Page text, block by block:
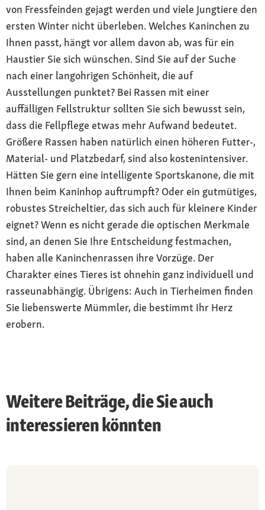
von Fressfeinden gejagt werden und viele Jungtiere den
ersten Winter nicht überleben. Welches Kaninchen zu
Ihnen passt, hängt vor allem davon ab, was für ein
Haustier Sie sich wünschen. Sind Sie auf der Suche
nach einer langohrigen Schönheit, die auf
Ausstellungen punktet? Bei Rassen mit einer
auffälligen Fellstruktur sollten Sie sich bewusst sein,
dass die Fellpflege etwas mehr Aufwand bedeutet.
Größere Rassen haben natürlich einen höheren Futter-,
Material- und Platzbedarf, sind also kostenintensiver.
Hätten Sie gern eine intelligente Sportskanone, die mit
Ihnen beim Kaninhop auftrumpft? Oder ein gutmütiges,
robustes Streicheltier, das sich auch für kleinere Kinder
eignet? Wenn es nicht gerade die optischen Merkmale
sind, an denen Sie Ihre Entscheidung festmachen,
haben alle Kaninchenrassen ihre Vorzüge. Der
Charakter eines Tieres ist ohnehin ganz individuell und
rasseunabhängig. Übrigens: Auch in Tierheimen finden
Sie liebenswerte Mümmler, die bestimmt Ihr Herz
erobern.
Weitere Beiträge, die Sie auch
interessieren könnten